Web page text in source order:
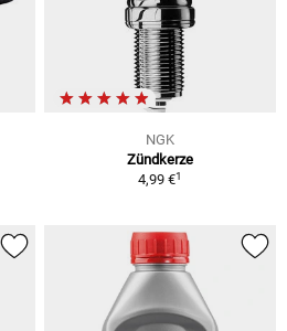
NGK
Zündkerze
4,99 €1